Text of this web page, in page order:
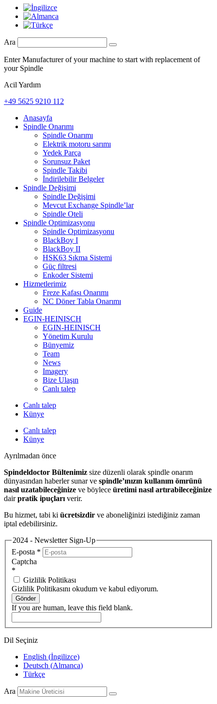
Ara
Enter Manufacturer of your machine to start with replacement of
your Spindle
Acil Yardım
+49 5625 9210 112
Anasayfa
Spindle Onarımı
Spindle Onarımı
Elektrik motoru sarımı
Yedek Parça
Sorunsuz Paket
Spindle Takibi
İndirilebilir Belgeler
Spindle Değişimi
Spindle Değişimi
Mevcut Exchange Spindle’lar
Spindle Oteli
Spindle Optimizasyonu
Spindle Optimizasyonu
BlackBoy I
BlackBoy II
HSK63 Sıkma Sistemi
Güç filtresi
Enkoder Sistemi
Hizmetlerimiz
Freze Kafası Onarımı
NC Döner Tabla Onarımı
Guide
EGIN-HEINISCH
EGIN-HEINISCH
Yönetim Kurulu
Bünyemiz
Team
News
Imagery
Bize Ulaşın
Canlı talep
Canlı talep
Künye
Canlı talep
Künye
Ayrılmadan önce
Spindeldoctor Bültenimiz size düzenli olarak spindle onarım
dünyasından haberler sunar ve spindle’ınızın kullanım ömrünü
nasıl uzatabileceğinize ve böylece üretimi nasıl artırabileceğinize
dairpratik ipuçları verir.
Bu hizmet, tabi ki ücretsizdir ve aboneliğinizi istediğiniz zaman
iptal edebilirsiniz.
2024 - Newsletter Sign-Up
E-posta *
Captcha
*
Gizlilik Politikası
Gizlilik Politikasını okudum ve kabul ediyorum.
Gönder
If you are human, leave this field blank.
Dil Seçiniz
English (İngilizce)
Deutsch (Almanca)
Türkçe
Ara